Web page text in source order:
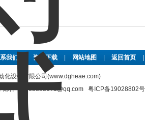
我们 资料下载 网站地图 返回首页
化设备有限公司(www.dgheae.com)
邮件：2565883676@qq.com 粤ICP备19028802号